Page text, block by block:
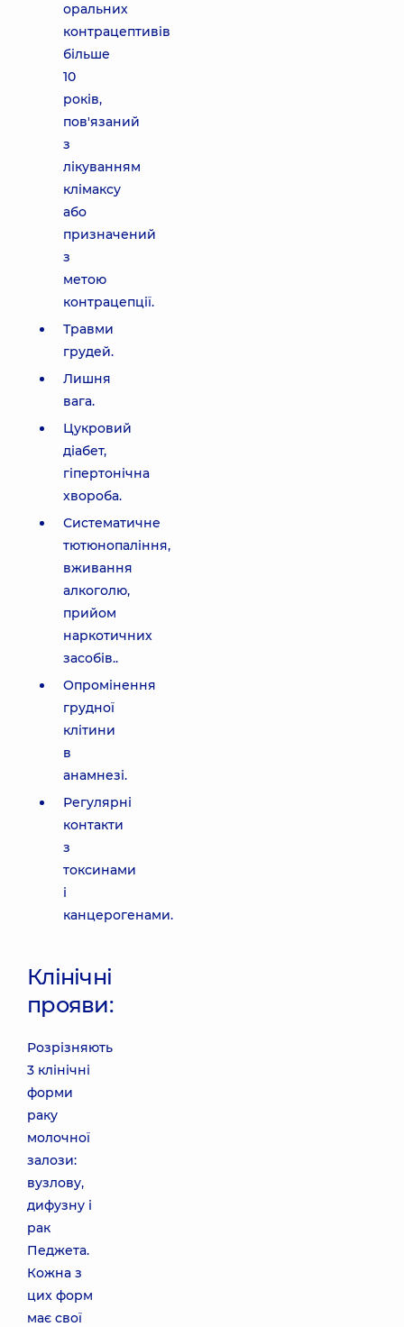
оральних
контрацептивів
більше
10
років,
пов'язаний
з
лікуванням
клімаксу
або
призначений
з
метою
контрацепції.
Травми
грудей.
Лишня
вага.
Цукровий
діабет,
гіпертонічна
хвороба.
Систематичне
тютюнопаління,
вживання
алкоголю,
прийом
наркотичних
засобів..
Опромінення
грудної
клітини
в
анамнезі.
Регулярні
контакти
з
токсинами
і
канцерогенами.
Клінічні
прояви:
Розрізняють
3 клінічні
форми
раку
молочної
залози:
вузлову,
дифузну і
рак
Педжета.
Кожна з
цих форм
має свої